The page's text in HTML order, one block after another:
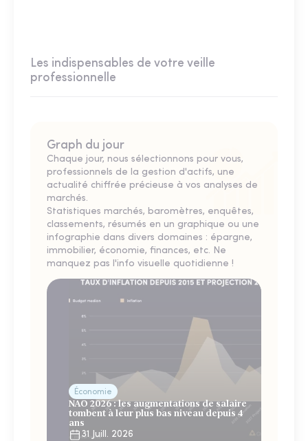
Les indispensables de votre veille
professionnelle
Graph du jour
Chaque jour, nous sélectionnons pour vous,
professionnels de la gestion d'actifs, une
actualité chiffrée précieuse à vos analyses de
marchés.
Statistiques marchés, baromètres, enquêtes,
classements, résumés en un graphique ou une
infographie dans divers domaines : épargne,
immobilier, économie, finances, etc. Ne
manquez pas l'info visuelle quotidienne !
Économie
NAO 2026 : les augmentations de salaire
tombent à leur plus bas niveau depuis 4
ans
31 Juill. 2026